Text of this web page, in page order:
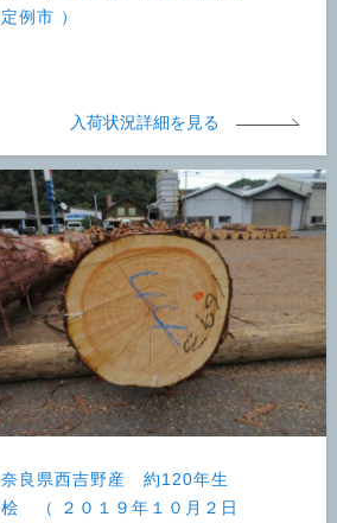
定例市 ）
入荷状況詳細を見る
奈良県西吉野産 約120年生
桧 （ ２０１９年１０月２日